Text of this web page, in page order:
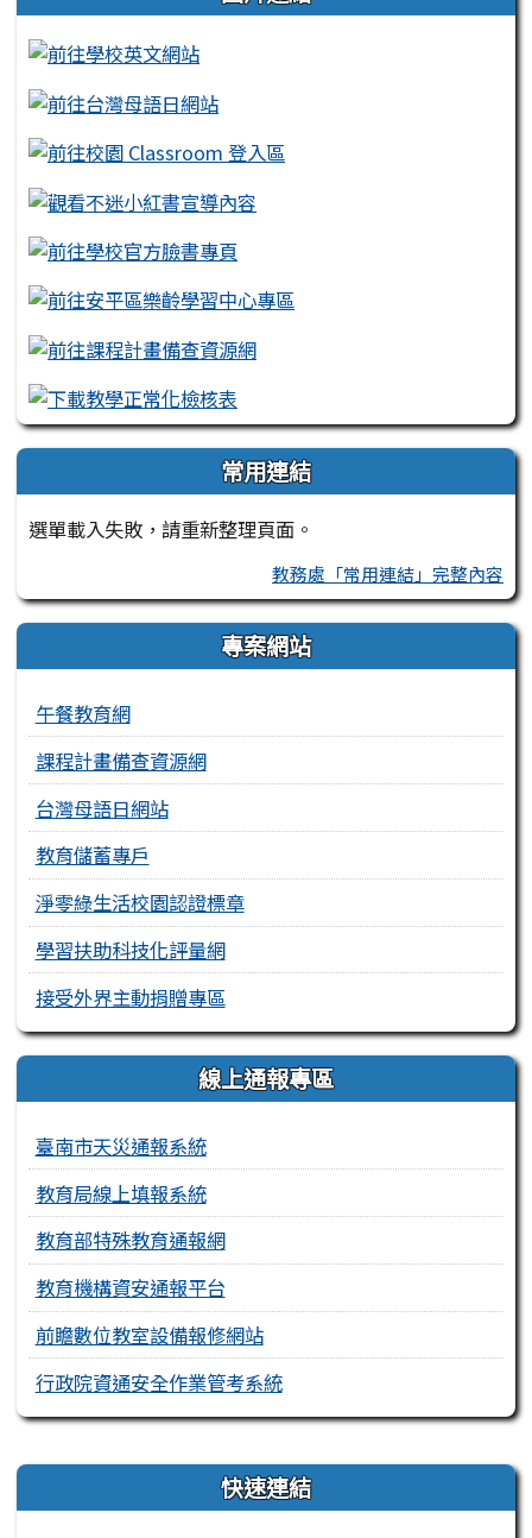
常用連結
選單載入失敗，請重新整理頁面。
教務處「常用連結」完整內容
專案網站
午餐教育網
課程計畫備查資源網
台灣母語日網站
教育儲蓄專戶
淨零綠生活校園認證標章
學習扶助科技化評量網
接受外界主動捐贈專區
線上通報專區
臺南市天災通報系統
教育局線上填報系統
教育部特殊教育通報網
教育機構資安通報平台
前瞻數位教室設備報修網站
行政院資通安全作業管考系統
右邊區域內容 快速連結